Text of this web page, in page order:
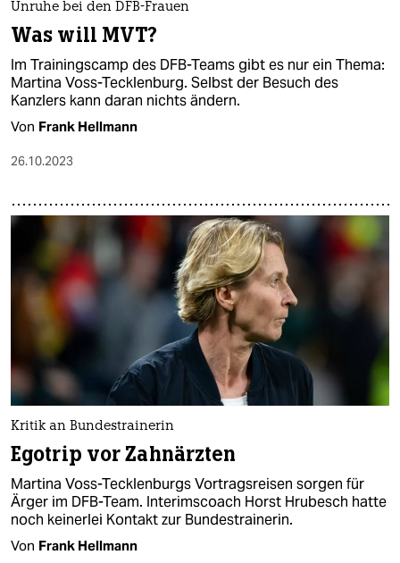
Unruhe bei den DFB-Frauen
Was will MVT?
Im Trainingscamp des DFB-Teams gibt es nur ein Thema:
Martina Voss-Tecklenburg. Selbst der Besuch des
Kanzlers kann daran nichts ändern.
Von Frank Hellmann
26.10.2023
Kritik an Bundestrainerin
Egotrip vor Zahnärzten
Martina Voss-Tecklenburgs Vortragsreisen sorgen für
Ärger im DFB-Team. Interimscoach Horst Hrubesch hatte
noch keinerlei Kontakt zur Bundestrainerin.
Von Frank Hellmann